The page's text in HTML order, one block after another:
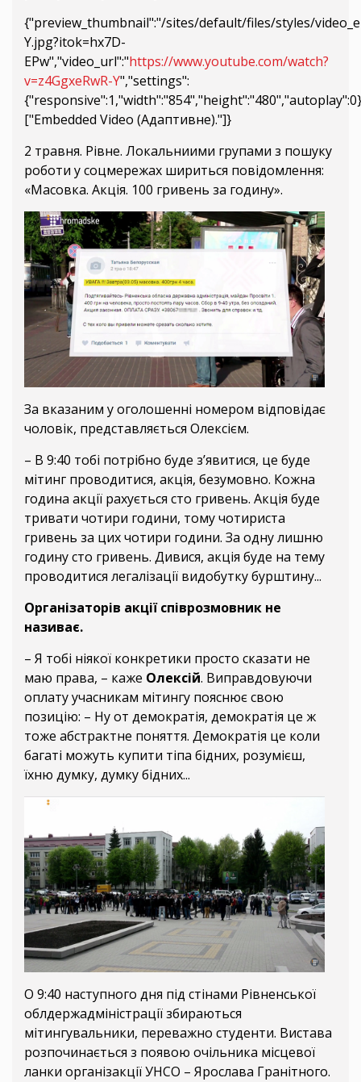
{"preview_thumbnail":"/sites/default/files/styles/
Y.jpg?itok=hx7D-
EPw","video_url":"https://www.youtube.com/watch?
v=z4GgxeRwR-Y","settings":
["Embedded Video (Адаптивне)."]}
2 травня. Рівне. Локальниими групами з пошуку
роботи у соцмережах шириться повідомлення:
«Масовка. Акція. 100 гривень за годину».
За вказаним у оголошенні номером відповідає
чоловік, представляється Олексієм.
– В 9:40 тобі потрібно буде з’явитися, це буде
мітинг проводитися, акція, безумовно. Кожна
година акції рахується сто гривень. Акція буде
тривати чотири години, тому чотириста
гривень за цих чотири години. За одну лишню
годину сто гривень. Дивися, акція буде на тему
проводитися легалізації видобутку бурштину...
Організаторів акції співрозмовник не
називає.
– Я тобі ніякої конкретики просто сказати не
маю права, – каже Олексій. Виправдовуючи
оплату учасникам мітингу пояснює свою
позицію: – Ну от демократія, демократія це ж
тоже абстрактне поняття. Демократія це коли
багаті можуть купити тіпа бідних, розумієш,
їхню думку, думку бідних...
О 9:40 наступного дня під стінами Рівненської
облдержадміністрації збираються
мітингувальники, переважно студенти. Вистава
розпочинається з появою очільника місцевої
ланки організакції УНСО – Ярослава Гранітного.